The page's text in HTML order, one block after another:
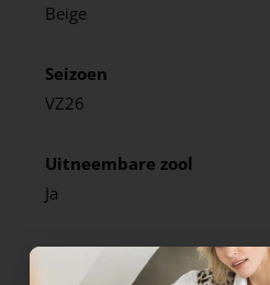
Beige
Seizoen
VZ26
Uitneembare zool
Ja